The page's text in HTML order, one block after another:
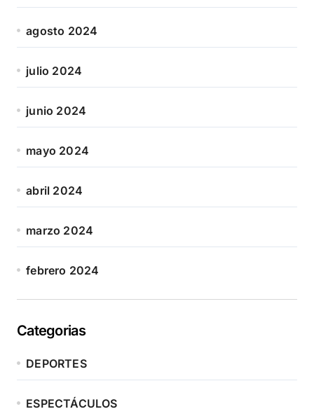
agosto 2024
julio 2024
junio 2024
mayo 2024
abril 2024
marzo 2024
febrero 2024
Categorias
DEPORTES
ESPECTÁCULOS